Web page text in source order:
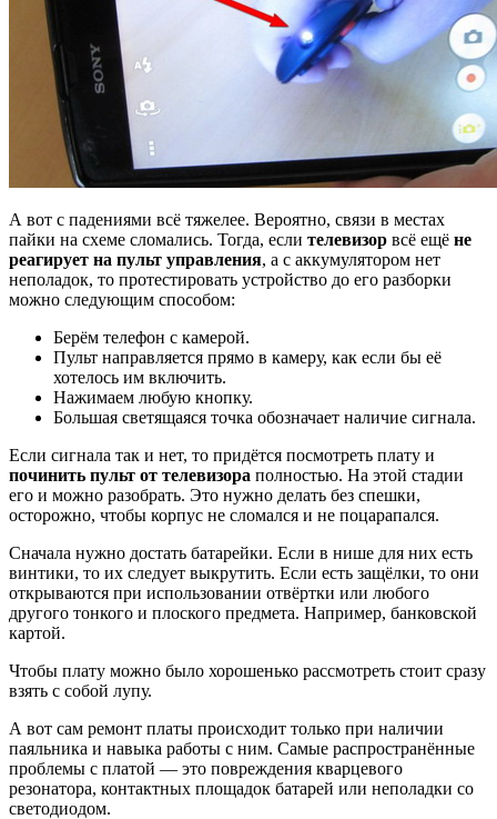
А вот с падениями всё тяжелее. Вероятно, связи в местах
пайки на схеме сломались. Тогда, если телевизор всё ещё не
реагирует на пульт управления, а с аккумулятором нет
неполадок, то протестировать устройство до его разборки
можно следующим способом:
Берём телефон с камерой.
Пульт направляется прямо в камеру, как если бы её
хотелось им включить.
Нажимаем любую кнопку.
Большая светящаяся точка обозначает наличие сигнала.
Если сигнала так и нет, то придётся посмотреть плату и
починить пульт от телевизора полностью. На этой стадии
его и можно разобрать. Это нужно делать без спешки,
осторожно, чтобы корпус не сломался и не поцарапался.
Сначала нужно достать батарейки. Если в нише для них есть
винтики, то их следует выкрутить. Если есть защёлки, то они
открываются при использовании отвёртки или любого
другого тонкого и плоского предмета. Например, банковской
картой.
Чтобы плату можно было хорошенько рассмотреть стоит сразу
взять с собой лупу.
А вот сам ремонт платы происходит только при наличии
паяльника и навыка работы с ним. Самые распространённые
проблемы с платой — это повреждения кварцевого
резонатора, контактных площадок батарей или неполадки со
светодиодом.